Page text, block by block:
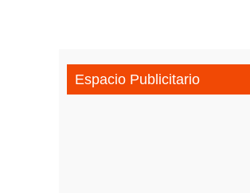
Espacio Publicitario